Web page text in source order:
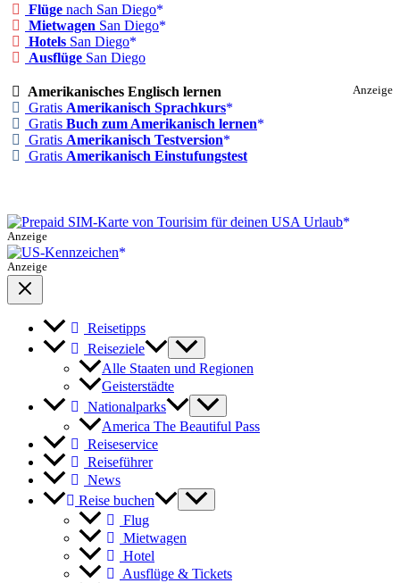
Flüge nach San Diego
Mietwagen San Diego
Hotels San Diego
Ausflüge San Diego
Anzeige
Amerikanisches Englisch lernen
Gratis Amerikanisch Sprachkurs
Gratis Buch zum Amerikanisch lernen
Gratis Amerikanisch Testversion
Gratis Amerikanisch Einstufungstest
Anzeige
Anzeige
Reisetipps
Reiseziele
Alle Staaten und Regionen
Geisterstädte
Nationalparks
America The Beautiful Pass
Reiseservice
Reiseführer
News
Reise buchen
Flug
Mietwagen
Hotel
Ausflüge & Tickets